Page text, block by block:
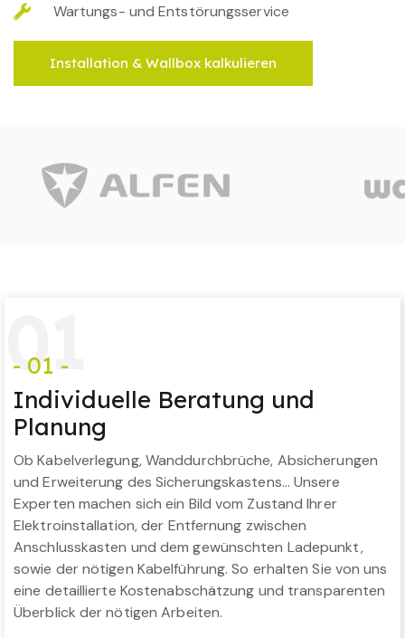
Wartungs- und Entstörungsservice
Installation & Wallbox kalkulieren
01
- 01 -
Individuelle Beratung und
Planung
Ob Kabelverlegung, Wanddurchbrüche, Absicherungen
und Erweiterung des Sicherungskastens… Unsere
Experten machen sich ein Bild vom Zustand Ihrer
Elektroinstallation, der Entfernung zwischen
Anschlusskasten und dem gewünschten Ladepunkt,
sowie der nötigen Kabelführung. So erhalten Sie von uns
eine detaillierte Kostenabschätzung und transparenten
Überblick der nötigen Arbeiten.